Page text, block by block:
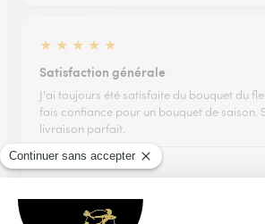
★ ★ ★ ★ ★
Satisfaction générale
J'ai toujours été satisfaite du bouquet du
fais confiance pour un bouquet de saison.
livraison parfait.
30/06/2026
Trustpilot Échantillon d'avis clients fourni